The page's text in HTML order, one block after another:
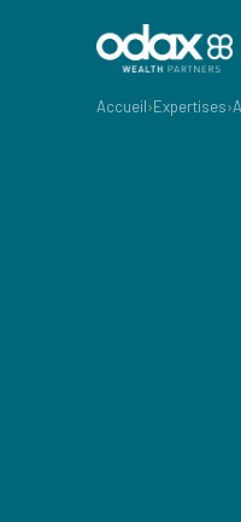
Accueil›Expertises›